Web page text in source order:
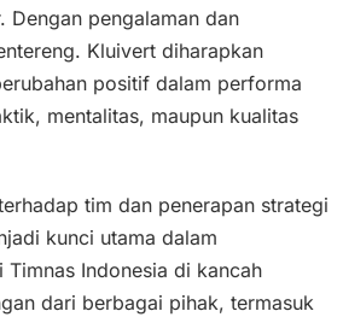
Dengan pengalaman dan
Kluivert diharapkan
positif dalam performa
mentalitas, maupun kualitas
tim dan penerapan strategi
kunci utama dalam
Timnas Indonesia di kancah
dari berbagai pihak, termasuk